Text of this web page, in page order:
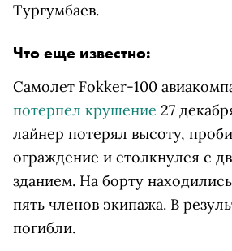
Тургумбаев.
Что еще известно:
Самолет Fokker-100
потерпел крушение 27
лайнер потерял высоту,
ограждение и столкнулся с
зданием. На борту
пять членов экипажа. В
погибли.